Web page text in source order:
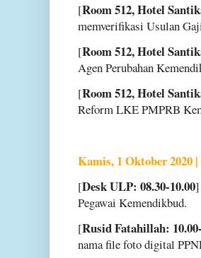
[Room 512, Hotel
memverifikasi Usulan
[Room 512, Hotel
Agen Perubahan
[Room 512, Hotel
Reform LKE PMPRB
Kamis, 1 Oktober 2020 |
[Desk ULP: 08.30-10.00]
Pegawai Kemendikbud.
[Rusid Fatahillah:
nama file foto digital